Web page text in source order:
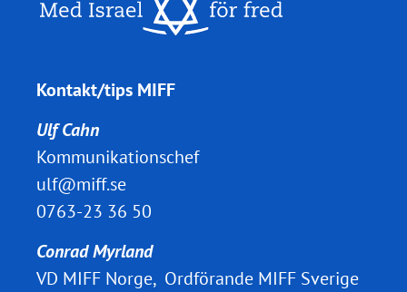
Kontakt/tips MIFF
Ulf Cahn
Kommunikationschef
ulf@miff.se
0763-23 36 50
Conrad Myrland
VD MIFF Norge, Ordförande MIFF Sverige